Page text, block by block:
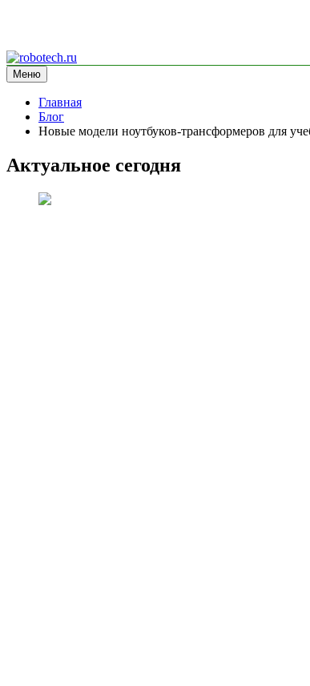
Перейти
к
содержимому
robotech.ru
информационный сайт
Меню
Главная
Блог
Новые модели ноутбуков-трансформеров для
Актуальное сегодня